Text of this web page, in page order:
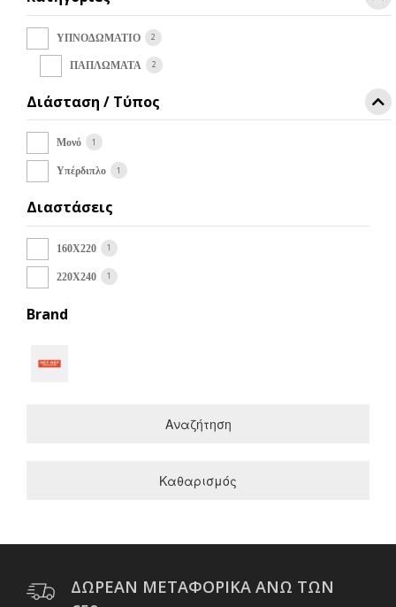
ΥΠΝΟΔΩΜΑΤΙΟ 2
ΠΑΠΛΩΜΑΤΑ 2
Διάσταση / Τύπος
Μονό 1
Υπέρδιπλο 1
Διαστάσεις
160Χ220 1
220Χ240 1
Brand
Αναζήτηση
Καθαρισμός
ΔΩΡΕΑΝ ΜΕΤΑΦΟΡΙΚΑ ΑΝΩ ΤΩΝ